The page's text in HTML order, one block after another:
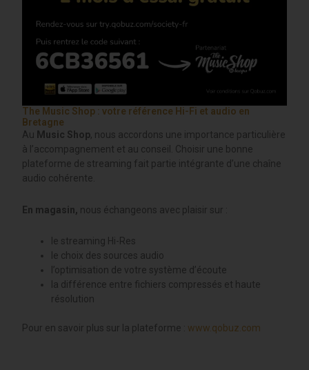
The Music Shop : votre référence Hi-Fi et audio en
Bretagne
Au Music Shop, nous accordons une importance particulière
à l’accompagnement et au conseil. Choisir une bonne
plateforme de streaming fait partie intégrante d’une chaîne
audio cohérente.
En magasin, nous échangeons avec plaisir sur :
le streaming Hi-Res
le choix des sources audio
l’optimisation de votre système d’écoute
la différence entre fichiers compressés et haute
résolution
Pour en savoir plus sur la plateforme : www.qobuz.com